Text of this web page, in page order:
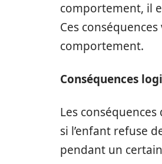
comportement, il
Ces
comportement.
Conséquences
Les
si l’enfant refuse
pendant un